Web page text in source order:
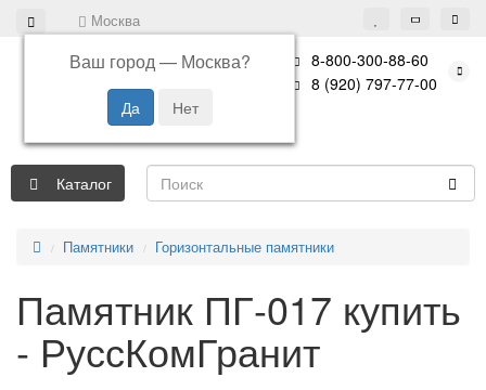
Москва
Ваш город — Москва?
8-800-300-88-60
8 (920) 797-77-00
Каталог
Памятники Горизонтальные памятники
Памятник ПГ-017 купить
- РуссКомГранит